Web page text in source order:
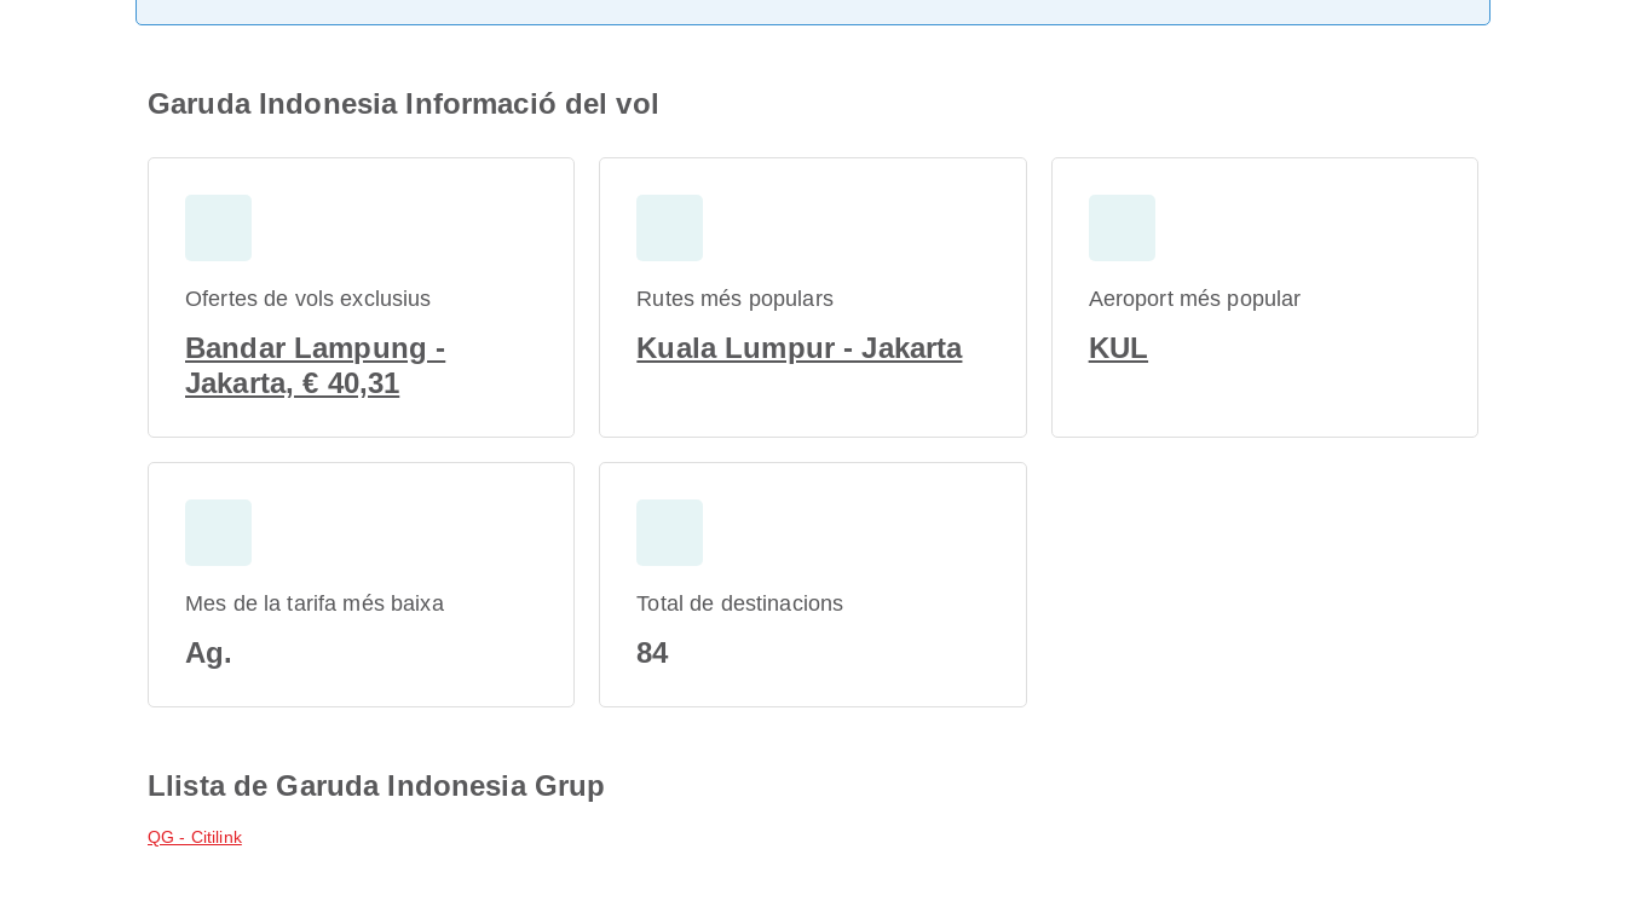
Garuda Indonesia Informació del vol
Ofertes de vols exclusius
Bandar Lampung -
Jakarta, € 40,31
Rutes més populars
Kuala Lumpur - Jakarta
Aeroport més popular
KUL
Mes de la tarifa més baixa
Ag.
Total de destinacions
84
Llista de Garuda Indonesia Grup
QG - Citilink